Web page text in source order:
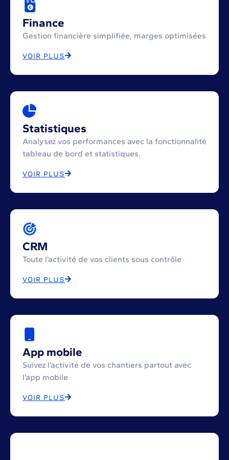
Finance
Gestion financière simplifiée, marges optimisées
VOIR PLUS
Statistiques
Analysez vos performances avec la fonctionnalité
tableau de bord et statistiques.
VOIR PLUS
CRM
Toute l’activité de vos clients sous contrôle
VOIR PLUS
App mobile
Suivez l’activité de vos chantiers partout avec
l’app mobile
VOIR PLUS